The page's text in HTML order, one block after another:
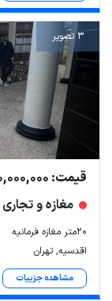
3 تصویر
قیمت: 18,000,000,000 تومان
مغازه و تجاری
۲۰متر مغازه فرمانیه
اقدسیه, تهران
مشاهده جزییات